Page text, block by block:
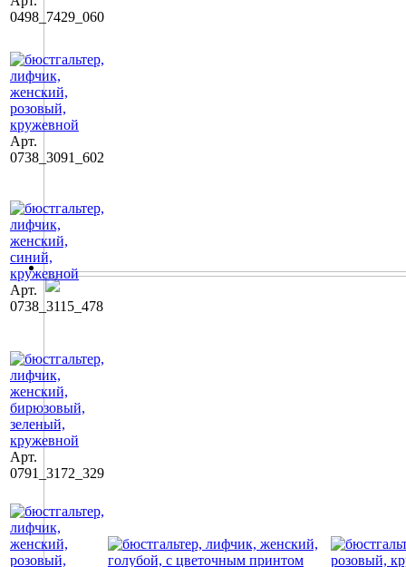
0498_7429_060
Арт.
0738_3091_602
Арт.
0738_3115_478
Арт.
0791_3172_329